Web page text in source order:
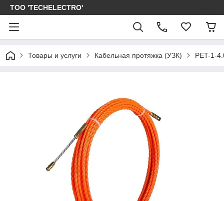
ТОО 'TECHELECTRO'
Товары и услуги Кабельная протяжка (УЗК) PET-1-